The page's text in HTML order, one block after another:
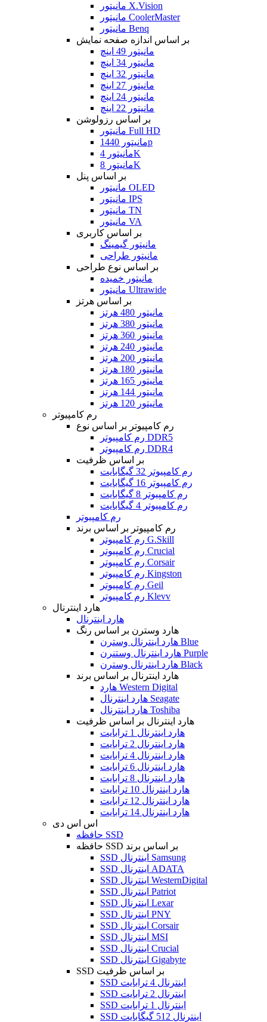
مانیتور X.Vision
مانیتور CoolerMaster
مانیتور Benq
بر اساس اندازه صفحه نمایش
مانیتور 49 اینچ
مانیتور 34 اینچ
مانیتور 32 اینچ
مانیتور 27 اینچ
مانیتور 24 اینچ
مانیتور 22 اینچ
بر اساس رزولوشن
مانیتور Full HD
مانیتور 1440p
مانیتور 4K
مانیتور 8K
بر اساس پنل
مانیتور OLED
مانیتور IPS
مانیتور TN
مانیتور VA
بر اساس کاربری
مانیتور گیمینگ
مانیتور طراحی
بر اساس نوع طراحی
مانیتور خمیده
مانیتور Ultrawide
بر اساس هرتز
مانیتور 480 هرتز
مانیتور 380 هرتز
مانیتور 360 هرتز
مانیتور 240 هرتز
مانیتور 200 هرتز
مانیتور 180 هرتز
مانیتور 165 هرتز
مانیتور 144 هرتز
مانیتور 120 هرتز
رم کامپیوتر
رم کامپیوتر بر اساس نوع
رم کامپیوتر DDR5
رم کامپیوتر DDR4
بر اساس ظرفیت
رم کامپیوتر 32 گیگابایت
رم کامپیوتر 16 گیگابایت
رم کامپیوتر 8 گیگابایت
رم کامپیوتر 4 گیگابایت
رم کامپیوتر
رم کامپیوتر بر اساس برند
رم کامپیوتر G.Skill
رم کامپیوتر Crucial
رم کامپیوتر Corsair
رم کامپیوتر Kingston
رم کامپیوتر Geil
رم کامپیوتر Klevv
هارد اینترنال
هارد اینترنال
هارد وسترن بر اساس رنگ
هارد اینترنال وسترن Blue
هارد اینترنال وستنرن Purple
هارد اینترنال وسترن Black
هارد اینترنال بر اساس برند
هارد Western Digital
هارد اینترنال Seagate
هارد اینترنال Toshiba
هارد اینترنال بر اساس ظرفیت
هارد اینترنال 1 ترابایت
هارد اینترنال 2 ترابایت
هارد اینترنال 4 ترابایت
هارد اینترنال 6 ترابایت
هارد اینترنال 8 ترابایت
هارد اینترنال 10 ترابایت
هارد اینترنال 12 ترابایت
هارد اینترنال 14 ترابایت
اس اس دی
حافظه SSD
حافظه SSD بر اساس برند
SSD اینترنال Samsung
SSD اینترنال ADATA
SSD اینترنال WesternDigital
SSD اینترنال Patriot
SSD اینترنال Lexar
SSD اینترنال PNY
SSD اینترنال Corsair
SSD اینترنال MSI
SSD اینترنال Crucial
SSD اینترنال Gigabyte
SSD بر اساس ظرفیت
SSD اینترنال 4 ترابایت
SSD اینترنال 2 ترابایت
SSD اینترنال 1 ترابایت
SSD اینترنال 512 گیگابایت